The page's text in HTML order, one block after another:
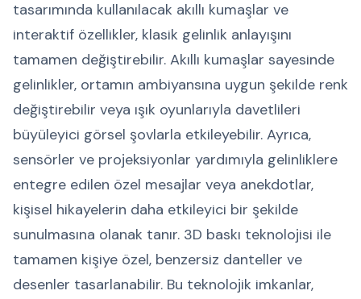
tasarımında kullanılacak akıllı kumaşlar ve
interaktif özellikler, klasik gelinlik anlayışını
tamamen değiştirebilir. Akıllı kumaşlar sayesinde
gelinlikler, ortamın ambiyansına uygun şekilde renk
değiştirebilir veya ışık oyunlarıyla davetlileri
büyüleyici görsel şovlarla etkileyebilir. Ayrıca,
sensörler ve projeksiyonlar yardımıyla gelinliklere
entegre edilen özel mesajlar veya anekdotlar,
kişisel hikayelerin daha etkileyici bir şekilde
sunulmasına olanak tanır. 3D baskı teknolojisi ile
tamamen kişiye özel, benzersiz danteller ve
desenler tasarlanabilir. Bu teknolojik imkanlar,